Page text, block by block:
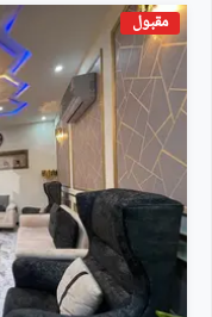
مقبول